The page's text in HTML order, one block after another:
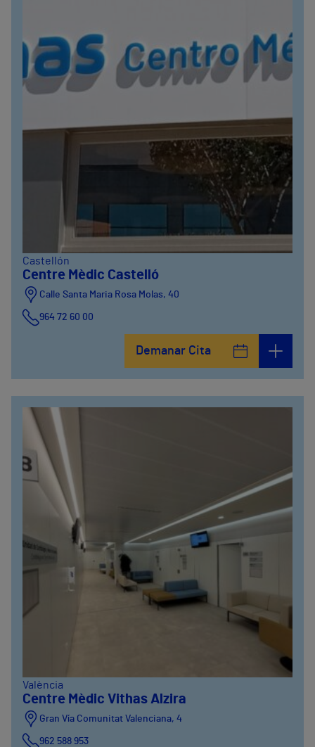
Castellón
Centre Mèdic Castelló
Calle Santa Maria Rosa Molas, 40
964 72 60 00
Demanar Cita
València
Centre Mèdic Vithas Alzira
Gran Vía Comunitat Valenciana, 4
962 588 953